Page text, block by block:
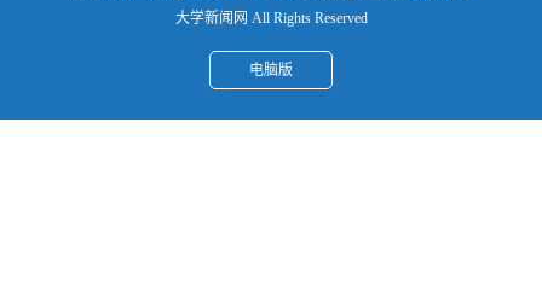
大学新闻网 All Rights Reserved
电脑版